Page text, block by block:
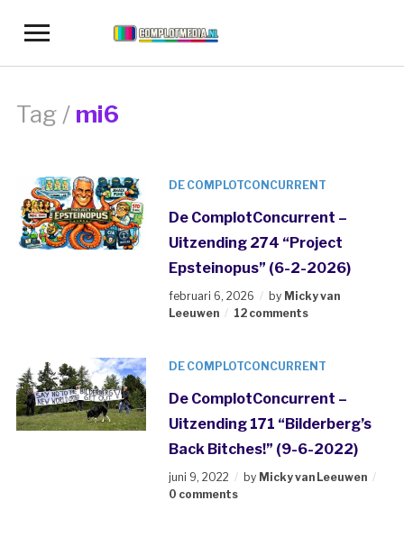
Toggle
navigation
Tag / mi6
DE COMPLOTCONCURRENT
De ComplotConcurrent –
Uitzending 274 “Project
Epsteinopus” (6-2-2026)
februari 6, 2026 by Micky van
Leeuwen
12 comments
DE COMPLOTCONCURRENT
De ComplotConcurrent –
Uitzending 171 “Bilderberg’s
Back Bitches!” (9-6-2022)
juni 9, 2022 by Micky van Leeuwen
0 comments